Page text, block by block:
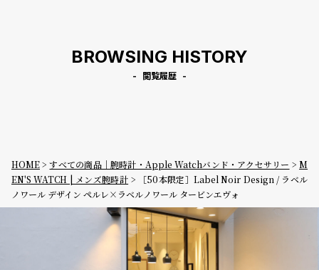
BROWSING HISTORY
閲覧履歴
HOME すべての商品｜腕時計・Apple Watchバンド・アクセサリー
M
EN'S WATCH | メンズ腕時計
［50本限定］Label Noir Design / ラベル
ノワール デザイン ペルレ×ラベルノワール タービンエヴォ